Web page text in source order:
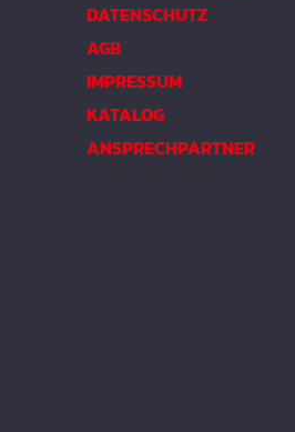
DATENSCHUTZ
AGB
IMPRESSUM
KATALOG
ANSPRECHPARTNER